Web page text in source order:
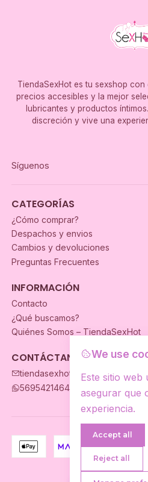
TiendaSexHot es tu sexshop
precios accesibles y la mejor
lubricantes y productos
discreción y vive una
Síguenos
CATEGORÍAS
¿Cómo comprar?
Despachos y envios
Cambios y devoluciones
Preguntas Frecuentes
INFORMACIÓN
Contacto
¿Qué buscamos?
Quiénes Somos – TiendaSexHot
CONTÁCTANOS
tiendasexhot@gmail.com
56954214649
We use
Este sitio web
asegurar que
experiencia.
Accept all
Reject all